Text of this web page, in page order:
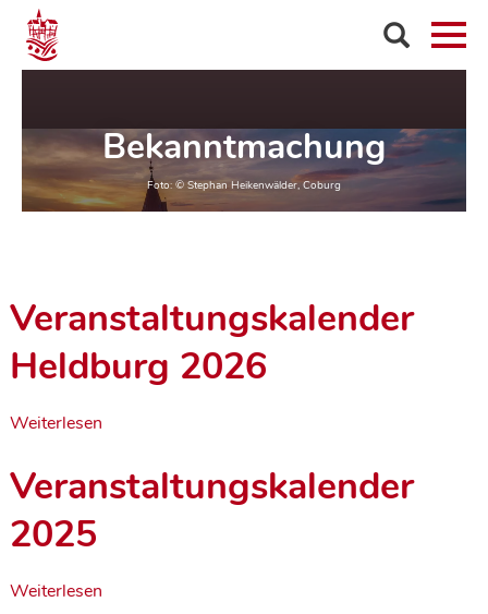
Bekanntmachung
Veranstaltungskalender
Heldburg 2026
Weiterlesen
Veranstaltungskalender
2025
Weiterlesen